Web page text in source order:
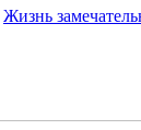
Жизнь